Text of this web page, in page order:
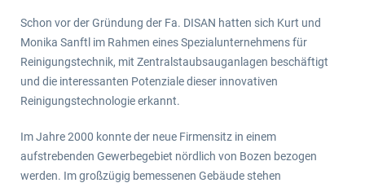
Schon vor der Gründung der Fa. DISAN hatten sich Kurt und
Monika Sanftl im Rahmen eines Spezialunternehmens für
Reinigungstechnik, mit Zentralstaubsauganlagen beschäftigt
und die interessanten Potenziale dieser innovativen
Reinigungstechnologie erkannt.
Im Jahre 2000 konnte der neue Firmensitz in einem
aufstrebenden Gewerbegebiet nördlich von Bozen bezogen
werden. Im großzügig bemessenen Gebäude stehen